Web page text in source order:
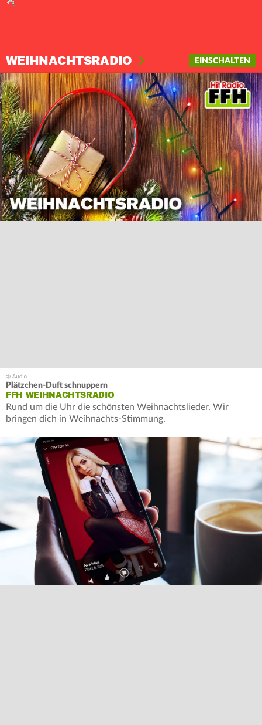
EINSCHALTEN
WEIHNACHTSRADIO
Plätzchen-Duft schnuppern
FFH WEIHNACHTSRADIO
Rund um die Uhr die schönsten Weihnachtslieder. Wir
bringen dich in Weihnachts-Stimmung.